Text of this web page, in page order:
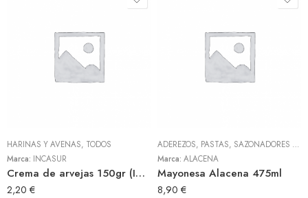
HARINAS Y AVENAS, TODOS
Marca: INCASUR
Crema de arvejas 150gr (INCASUR)
2,20 €
ADEREZOS, PASTAS, SAZONADORES Y CONDIMENTOS
Marca: ALACENA
Mayonesa Alacena 475ml
8,90 €